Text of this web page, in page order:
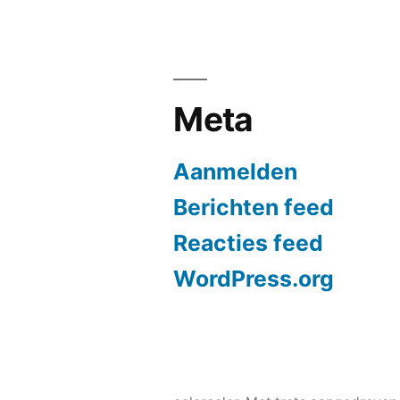
Meta
Aanmelden
Berichten feed
Reacties feed
WordPress.org